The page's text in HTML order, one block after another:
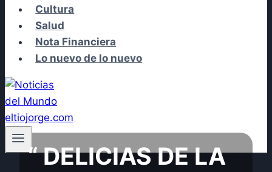
Cultura
Salud
Nota Financiera
Lo nuevo de lo nuevo
“ DELICIAS DE LA